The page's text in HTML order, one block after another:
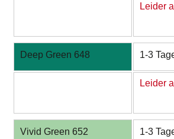
Leider
Deep Green 648 1-3
Leider
Vivid Green 652 1-3